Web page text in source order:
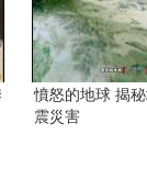
憤怒的地球 揭
震災害